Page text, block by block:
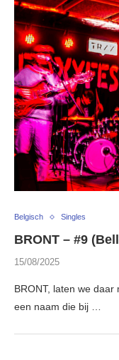
Belgisch Singles
BRONT – #9
15/08/2025
BRONT, laten we
een naam die bij …